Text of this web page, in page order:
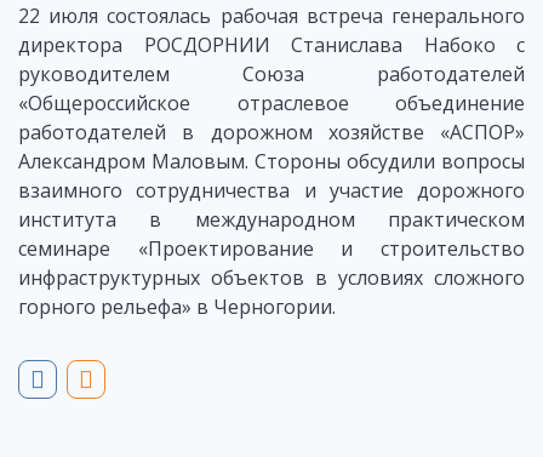
22 июля состоялась рабочая встреча генерального
директора РОСДОРНИИ Станислава Набоко с
руководителем Союза работодателей
«Общероссийское отраслевое объединение
работодателей в дорожном хозяйстве «АСПОР»
Александром Маловым. Стороны обсудили вопросы
взаимного сотрудничества и участие дорожного
института в международном практическом
семинаре «Проектирование и строительство
инфраструктурных объектов в условиях сложного
горного рельефа» в Черногории.